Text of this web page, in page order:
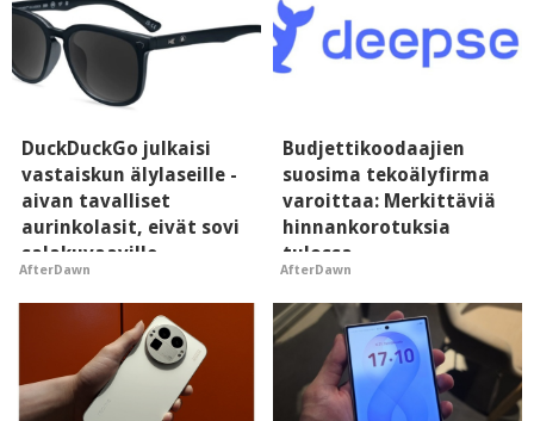
DuckDuckGo julkaisi
vastaiskun älylaseille -
aivan tavalliset
aurinkolasit, eivät sovi
salakuvaaville
hyypiöille
AfterDawn
Budjettikoodaajien
suosima tekoälyfirma
varoittaa: Merkittäviä
hinnankorotuksia
tulossa
AfterDawn